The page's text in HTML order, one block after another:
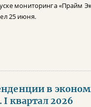
мониторинга «Прайм
25 июня.
в
I квартал 2026